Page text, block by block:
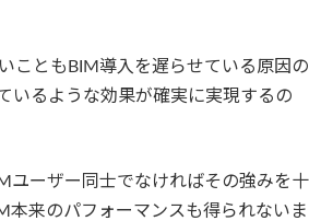
こともBIM導入を遅らせている原因の
いるような効果が確実に実現するの
ユーザー同士でなければその強みを十
来のパフォーマンスも得られないま